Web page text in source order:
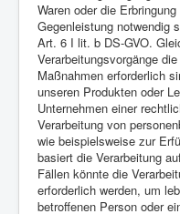
Waren oder die
Gegenleistung notwendig
Art. 6 I lit. b DS-GVO.
Verarbeitungsvorgänge
Maßnahmen erforderlich
unseren Produkten oder
Unternehmen einer
Verarbeitung von
wie beispielsweise zur
basiert die Verarbeitung
Fällen könnte die
erforderlich werden, um
betroffenen Person oder